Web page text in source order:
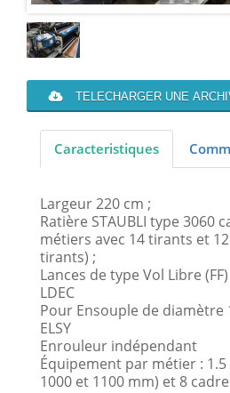
TELECHARGER UNE
Caracteristiques
Largeur 220 cm ;
Ratière STAUBLI type 3060
métiers avec 14 tirants et
tirants) ;
Lances de type Vol Libre
LDEC
Pour Ensouple de diamètre
ELSY
Enrouleur indépendant
Équipement par métier :
1000 et 1100 mm) et 8